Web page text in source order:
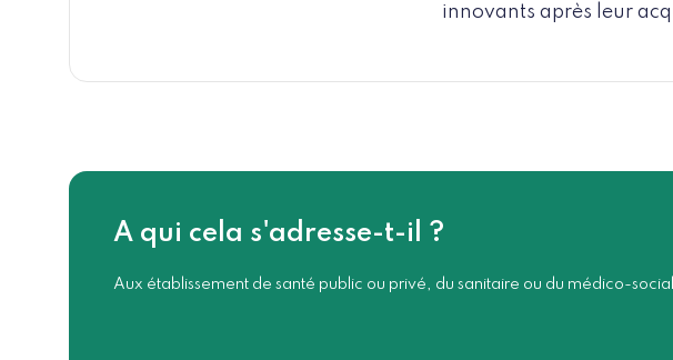
innovants après leur
A qui cela s'adresse-t-il ?
Aux établissement de santé public ou privé, du sanitaire ou du médico-